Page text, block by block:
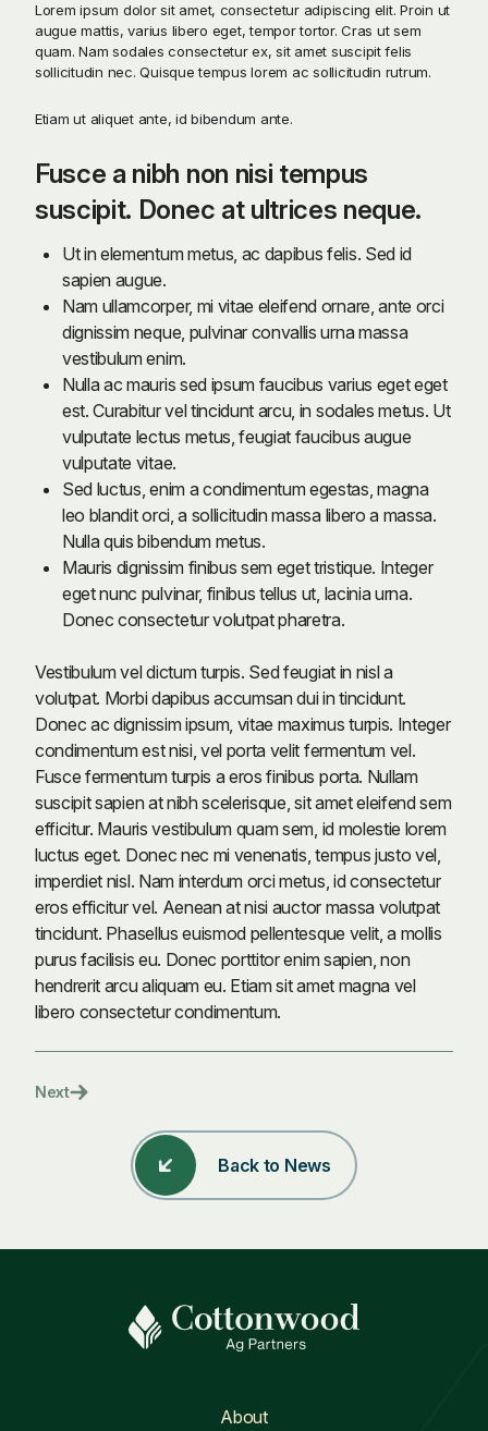
Lorem ipsum dolor sit amet, consectetur adipiscing elit. Proin ut
augue mattis, varius libero eget, tempor tortor. Cras ut sem
quam. Nam sodales consectetur ex, sit amet suscipit felis
sollicitudin nec. Quisque tempus lorem ac sollicitudin rutrum.
Etiam ut aliquet ante, id bibendum ante.
Fusce a nibh non nisi tempus
suscipit. Donec at ultrices neque.
Ut in elementum metus, ac dapibus felis. Sed id
sapien augue.
Nam ullamcorper, mi vitae eleifend ornare, ante orci
dignissim neque, pulvinar convallis urna massa
vestibulum enim.
Nulla ac mauris sed ipsum faucibus varius eget eget
est. Curabitur vel tincidunt arcu, in sodales metus. Ut
vulputate lectus metus, feugiat faucibus augue
vulputate vitae.
Sed luctus, enim a condimentum egestas, magna
leo blandit orci, a sollicitudin massa libero a massa.
Nulla quis bibendum metus.
Mauris dignissim finibus sem eget tristique. Integer
eget nunc pulvinar, finibus tellus ut, lacinia urna.
Donec consectetur volutpat pharetra.
Vestibulum vel dictum turpis. Sed feugiat in nisl a
volutpat. Morbi dapibus accumsan dui in tincidunt.
Donec ac dignissim ipsum, vitae maximus turpis. Integer
condimentum est nisi, vel porta velit fermentum vel.
Fusce fermentum turpis a eros finibus porta. Nullam
suscipit sapien at nibh scelerisque, sit amet eleifend sem
efficitur. Mauris vestibulum quam sem, id molestie lorem
luctus eget. Donec nec mi venenatis, tempus justo vel,
imperdiet nisl. Nam interdum orci metus, id consectetur
eros efficitur vel. Aenean at nisi auctor massa volutpat
tincidunt. Phasellus euismod pellentesque velit, a mollis
purus facilisis eu. Donec porttitor enim sapien, non
hendrerit arcu aliquam eu. Etiam sit amet magna vel
libero consectetur condimentum.
Post
Next
Back to News
About